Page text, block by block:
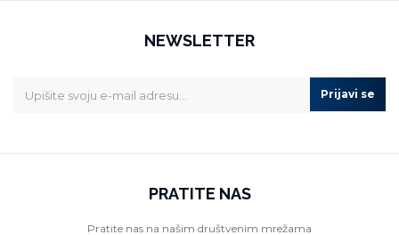
NEWSLETTER
Prijavi se
PRATITE NAS
Pratite nas na našim društvenim mrežama